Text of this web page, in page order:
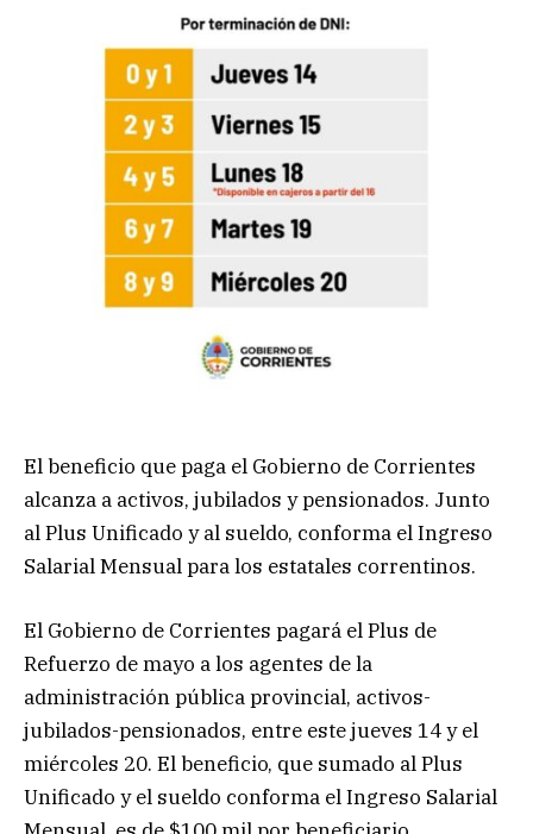
El beneficio que paga el Gobierno de Corrientes
alcanza a activos, jubilados y pensionados. Junto
al Plus Unificado y al sueldo, conforma el Ingreso
Salarial Mensual para los estatales correntinos.
El Gobierno de Corrientes pagará el Plus de
Refuerzo de mayo a los agentes de la
administración pública provincial, activos-
jubilados-pensionados, entre este jueves 14 y el
miércoles 20. El beneficio, que sumado al Plus
Unificado y el sueldo conforma el Ingreso Salarial